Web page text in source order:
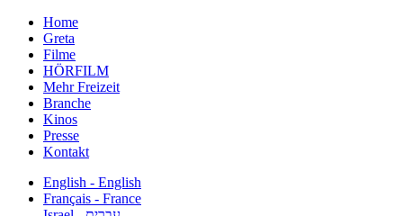
Home
Greta
Filme
HÖRFILM
Mehr Freizeit
Branche
Kinos
Presse
Kontakt
English - English
Français - France